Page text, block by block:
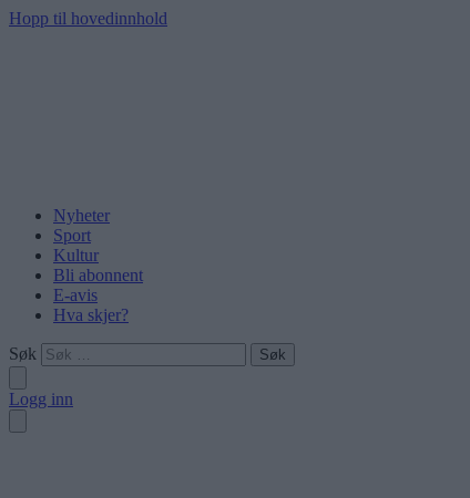
Hopp til hovedinnhold
Nyheter
Sport
Kultur
Bli abonnent
E-avis
Hva skjer?
Søk
Logg inn